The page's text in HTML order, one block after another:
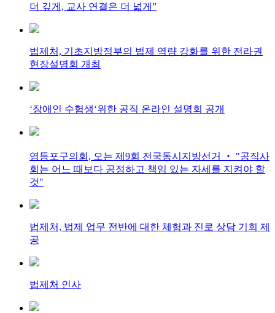
더 깊게, 교사 연결은 더 넓게”
법제처, 기초지방정부의 법제 역량 강화를 위한 전라권
현장설명회 개최
‘장애인 수험생‘위한 공직 온라인 설명회 공개
영등포구의회, 오는 제9회 전국동시지방선거 ‧ "공직사
회는 어느 때보다 공정하고 책임 있는 자세를 지켜야 할
것"
법제처, 법제 업무 전반에 대한 체험과 진로 상담 기회 제
공
법제처 인사